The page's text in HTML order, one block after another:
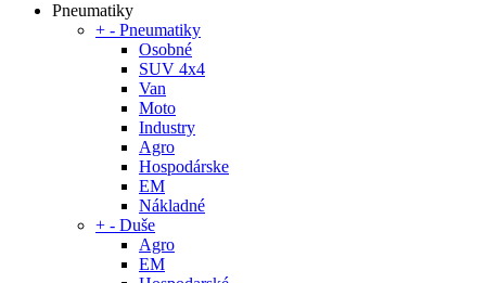
Pneumatiky
+ - Pneumatiky
Osobné
SUV 4x4
Van
Moto
Industry
Agro
Hospodárske
EM
Nákladné
+ - Duše
Agro
EM